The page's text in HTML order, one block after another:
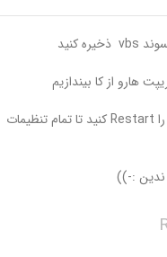
هارو از کا بیندازیم
کار خیلی ساده است کافی است سیستم کامپیوتر را Restart کنید تا تمام تنظیمات
ندین :-))